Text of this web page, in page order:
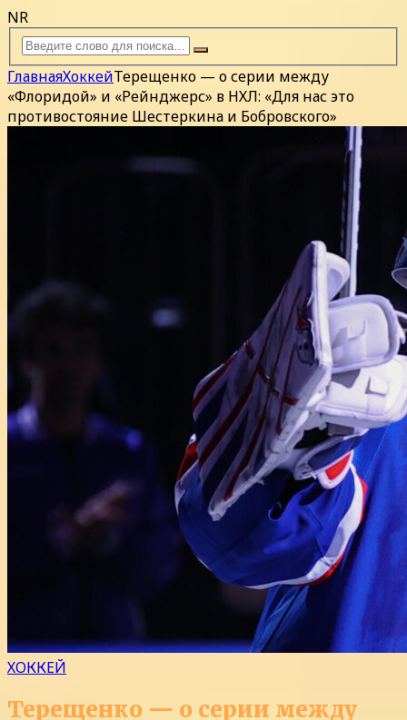
NR
ГлавнаяХоккейТерещенко — о серии между
«Флоридой» и «Рейнджерс» в НХЛ: «Для нас это
противостояние Шестеркина и Бобровского»
ХОККЕЙ
Терещенко — о серии между